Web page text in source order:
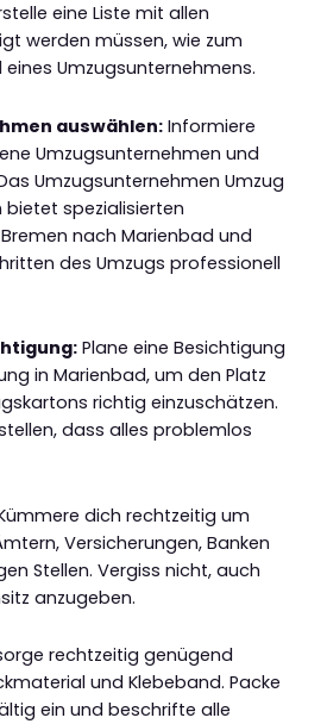
eine Liste mit allen
werden müssen, wie zum
eines Umzugsunternehmens.
auswählen: Informiere
Umzugsunternehmen und
Umzugsunternehmen Umzug
bietet spezialisierten
nach Marienbad und
des Umzugs professionell
Plane eine Besichtigung
in Marienbad, um den Platz
richtig einzuschätzen.
dass alles problemlos
dich rechtzeitig um
Versicherungen, Banken
Stellen. Vergiss nicht, auch
anzugeben.
rechtzeitig genügend
und Klebeband. Packe
ein und beschrifte alle